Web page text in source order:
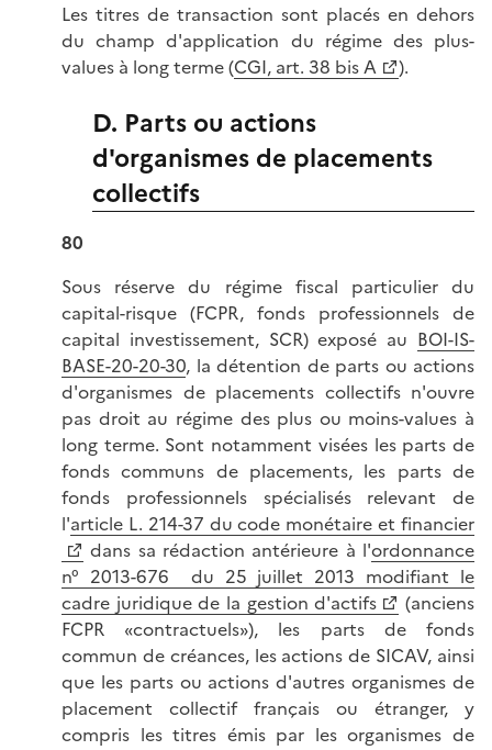
Les titres de transaction sont placés en dehors
du champ d'application du régime des plus-
values à long terme (CGI, art. 38 bis A ).
D. Parts ou actions
d'organismes de placements
collectifs
80
Sous réserve du régime fiscal particulier du
capital-risque (FCPR, fonds professionnels de
capital investissement, SCR) exposé au BOI-IS-
BASE-20-20-30, la détention de parts ou actions
d'organismes de placements collectifs n'ouvre
pas droit au régime des plus ou moins-values à
long terme. Sont notamment visées les parts de
fonds communs de placements, les parts de
fonds professionnels spécialisés relevant de
l'article L. 214-37 du code monétaire et financier
dans sa rédaction antérieure à l'ordonnance
n° 2013-676 du 25 juillet 2013 modifiant le
cadre juridique de la gestion d'actifs
(anciens
FCPR «contractuels»), les parts de fonds
commun de créances, les actions de SICAV, ainsi
que les parts ou actions d'autres organismes de
placement collectif français ou étranger, y
compris les titres émis par les organismes de